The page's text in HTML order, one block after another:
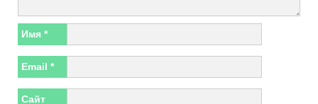
Имя *
Email *
Сайт